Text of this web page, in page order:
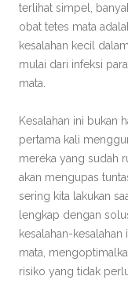
terlihat simpel,
obat tetes mata
kesalahan kecil
mulai dari infeksi
mata.
Kesalahan ini bukan
pertama kali
mereka yang sudah
akan mengupas
sering kita lakukan
lengkap dengan
kesalahan-
mata,
risiko yang tidak